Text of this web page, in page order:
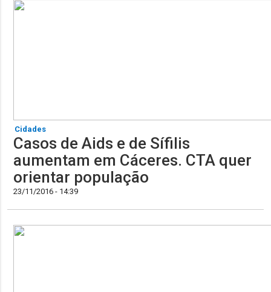
Cidades
Casos de Aids e de Sífilis
aumentam em Cáceres. CTA quer
orientar população
23/11/2016 - 14:39